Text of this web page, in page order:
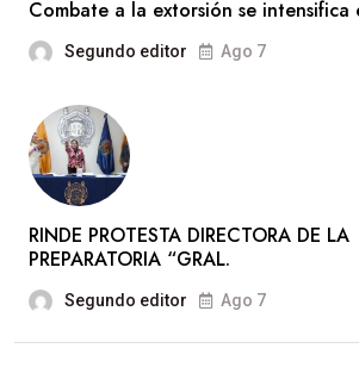
Combate a la extorsión se intensifica
Segundo editor Ago 7
RINDE PROTESTA DIRECTORA DE LA
PREPARATORIA “GRAL.
Segundo editor Ago 7